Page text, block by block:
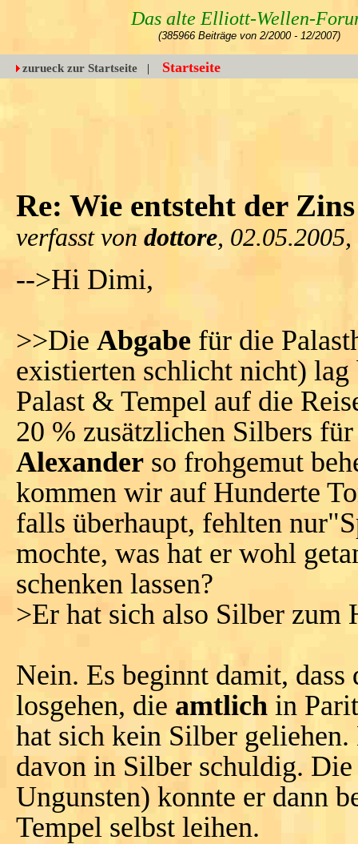
Das alte Elliott-Wellen-
(385966 Beiträge von 2/2000 - 12/2007)
zurueck zur Startseite | Startseite
Re: Wie entsteht der
verfasst von dottore,
-->Hi Dimi,
>>Die Abgabe für die
existierten schlicht nicht)
Palast & Tempel auf die
20 % zusätzlichen Silbers
Alexander so frohgemut
kommen wir auf Hunderte
falls überhaupt, fehlten
mochte, was hat er wohl
schenken lassen?
>Er hat sich also Silber zum
Nein. Es beginnt damit,
losgehen, die amtlich in
hat sich kein Silber
davon in Silber schuldig.
Ungunsten) konnte er dann
Tempel selbst leihen.